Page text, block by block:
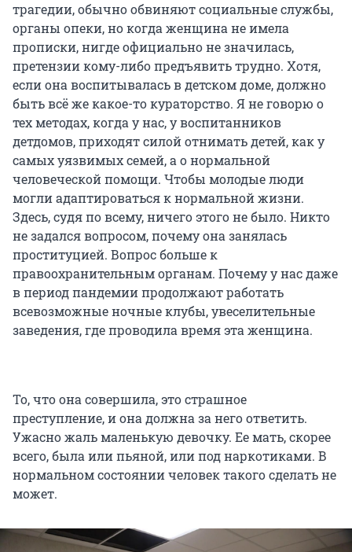
трагедии, обычно обвиняют социальные службы,
органы опеки, но когда женщина не имела
прописки, нигде официально не значилась,
претензии кому-либо предъявить трудно. Хотя,
если она воспитывалась в детском доме, должно
быть всё же какое-то кураторство. Я не говорю о
тех методах, когда у нас, у воспитанников
детдомов, приходят силой отнимать детей, как у
самых уязвимых семей, а о нормальной
человеческой помощи. Чтобы молодые люди
могли адаптироваться к нормальной жизни.
Здесь, судя по всему, ничего этого не было. Никто
не задался вопросом, почему она занялась
проституцией. Вопрос больше к
правоохранительным органам. Почему у нас даже
в период пандемии продолжают работать
всевозможные ночные клубы, увеселительные
заведения, где проводила время эта женщина.
То, что она совершила, это страшное
преступление, и она должна за него ответить.
Ужасно жаль маленькую девочку. Ее мать, скорее
всего, была или пьяной, или под наркотиками. В
нормальном состоянии человек такого сделать не
может.